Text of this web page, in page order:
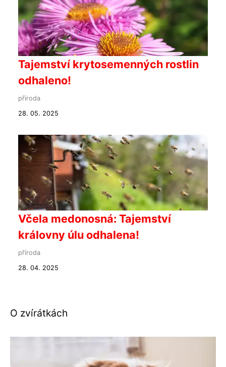
Tajemství krytosemenných rostlin
odhaleno!
příroda
28. 05. 2025
Včela medonosná: Tajemství
královny úlu odhalena!
příroda
28. 04. 2025
O zvírátkách